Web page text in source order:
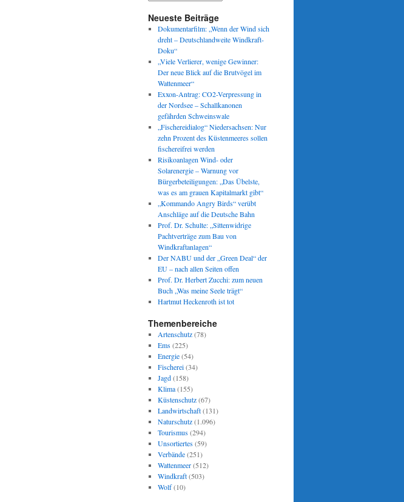
Schweinswalbestände
Neueste Beiträge
Dokumentarfilm: „Wenn der Wind sich
dreht – Deutschlandweite Windkraft-
Doku“
„Viele Verlierer, wenige Gewinner:
Der neue Blick auf die Brutvögel im
Wattenmeer“
Exxon-Antrag: CO2-Verpressung in
der Nordsee – Schallkanonen
gefährden Schweinswale
„Fischereidialog“ Niedersachsen: Nur
zehn Prozent des Küstenmeeres sollen
fischereifrei werden
Risikoanlagen Wind- oder
Solarenergie – Warnung vor
Bürgerbeteiligungen: „Das Übelste,
was es am grauen Kapitalmarkt gibt“
„Kommando Angry Birds“ verübt
Anschläge auf die Deutsche Bahn
Prof. Dr. Schulte: „Sittenwidrige
Pachtverträge zum Bau von
Windkraftanlagen“
Der NABU und der „Green Deal“ der
EU – nach allen Seiten offen
Prof. Dr. Herbert Zucchi: zum neuen
Buch „Was meine Seele trägt“
Hartmut Heckenroth ist tot
Themenbereiche
Artenschutz(78)
Ems(225)
Energie(54)
Fischerei(34)
Jagd(158)
Klima(155)
Küstenschutz(67)
Landwirtschaft(131)
Naturschutz(1.096)
Tourismus(294)
Unsortiertes(59)
Verbände(251)
Wattenmeer(512)
Windkraft(503)
Wolf(10)